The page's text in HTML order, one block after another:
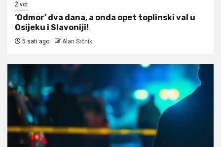
Život
‘Odmor’ dva dana, a onda opet toplinski val u
Osijeku i Slavoniji!
5 sati ago Alan Srčnik